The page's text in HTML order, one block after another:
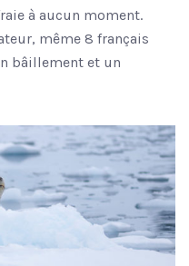
à aucun moment.
même 8 français
bâillement et un